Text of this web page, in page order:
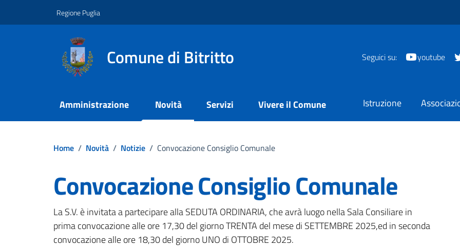
Regione Puglia
Comune di Bitritto Seguici su: youtube
Amministrazione Novità Servizi Vivere il Comune Istruzione
Home / Novità / Notizie / Convocazione Consiglio Comunale
Convocazione Consiglio Comunale
Dettagli della notizia
La S.V. è invitata a partecipare alla SEDUTA ORDINARIA, che avrà luogo nella Sala Consiliare in
prima convocazione alle ore 17,30 del giorno TRENTA del mese di SETTEMBRE 2025,ed in seconda
convocazione alle ore 18,30 del giorno UNO di OTTOBRE 2025.